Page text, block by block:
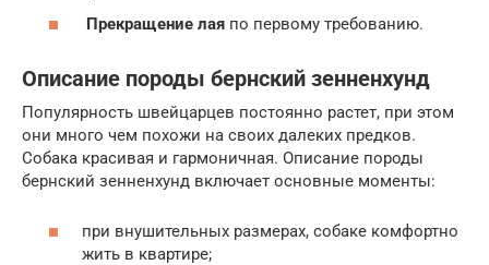
Прекращение лая по первому требованию.
Описание породы бернский зенненхунд
Популярность швейцарцев постоянно растет, при этом
они много чем похожи на своих далеких предков.
Собака красивая и гармоничная. Описание породы
бернский зенненхунд включает основные моменты:
при внушительных размерах, собаке комфортно
жить в квартире;